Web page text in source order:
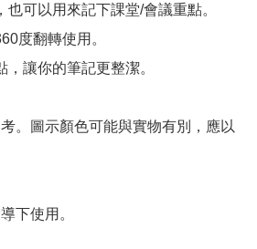
可以用來記下課堂/會議重點。
度翻轉使用。
讓你的筆記更整潔。
。圖示顏色可能與實物有別，應以
下使用。